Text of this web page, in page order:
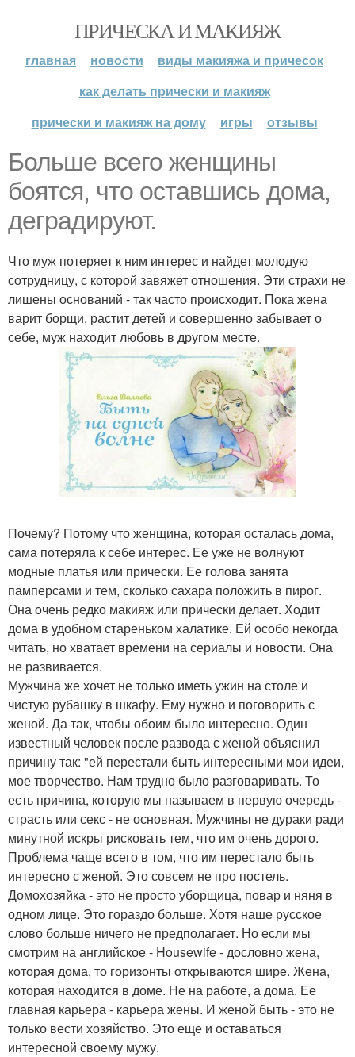
ПРИЧЕСКА И МАКИЯЖ
главная новости
виды макияжа и причесок
как делать прически и макияж
прически и макияж на дому
игры отзывы
Больше всего женщины
боятся, что оставшись дома,
деградируют.
Что муж потеряет к ним интерес и найдет молодую
сотрудницу, с которой завяжет отношения. Эти страхи не
лишены оснований - так часто происходит. Пока жена
варит борщи, растит детей и совершенно забывает о
себе, муж находит любовь в другом месте.
Почему? Потому что женщина, которая осталась дома,
сама потеряла к себе интерес. Ее уже не волнуют
модные платья или прически. Ее голова занята
памперсами и тем, сколько сахара положить в пирог.
Она очень редко макияж или прически делает. Ходит
дома в удобном стареньком халатике. Ей особо некогда
читать, но хватает времени на сериалы и новости. Она
не развивается.
Мужчина же хочет не только иметь ужин на столе и
чистую рубашку в шкафу. Ему нужно и поговорить с
женой. Да так, чтобы обоим было интересно. Один
известный человек после развода с женой объяснил
причину так: "ей перестали быть интересными мои идеи,
мое творчество. Нам трудно было разговаривать. То
есть причина, которую мы называем в первую очередь -
страсть или секс - не основная. Мужчины не дураки ради
минутной искры рисковать тем, что им очень дорого.
Проблема чаще всего в том, что им перестало быть
интересно с женой. Это совсем не про постель.
Домохозяйка - это не просто уборщица, повар и няня в
одном лице. Это гораздо больше. Хотя наше русское
слово больше ничего не предполагает. Но если мы
смотрим на английское - Housewife - дословно жена,
которая дома, то горизонты открываются шире. Жена,
которая находится в доме. Не на работе, а дома. Ее
главная карьера - карьера жены. И женой быть - это не
только вести хозяйство. Это еще и оставаться
интересной своему мужу.